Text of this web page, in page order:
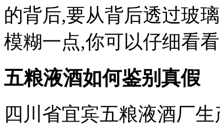
的背后,要从背后透过玻
模糊一点,你可以仔细看
五粮液酒如何鉴别真假
四川省宜宾五粮液酒厂